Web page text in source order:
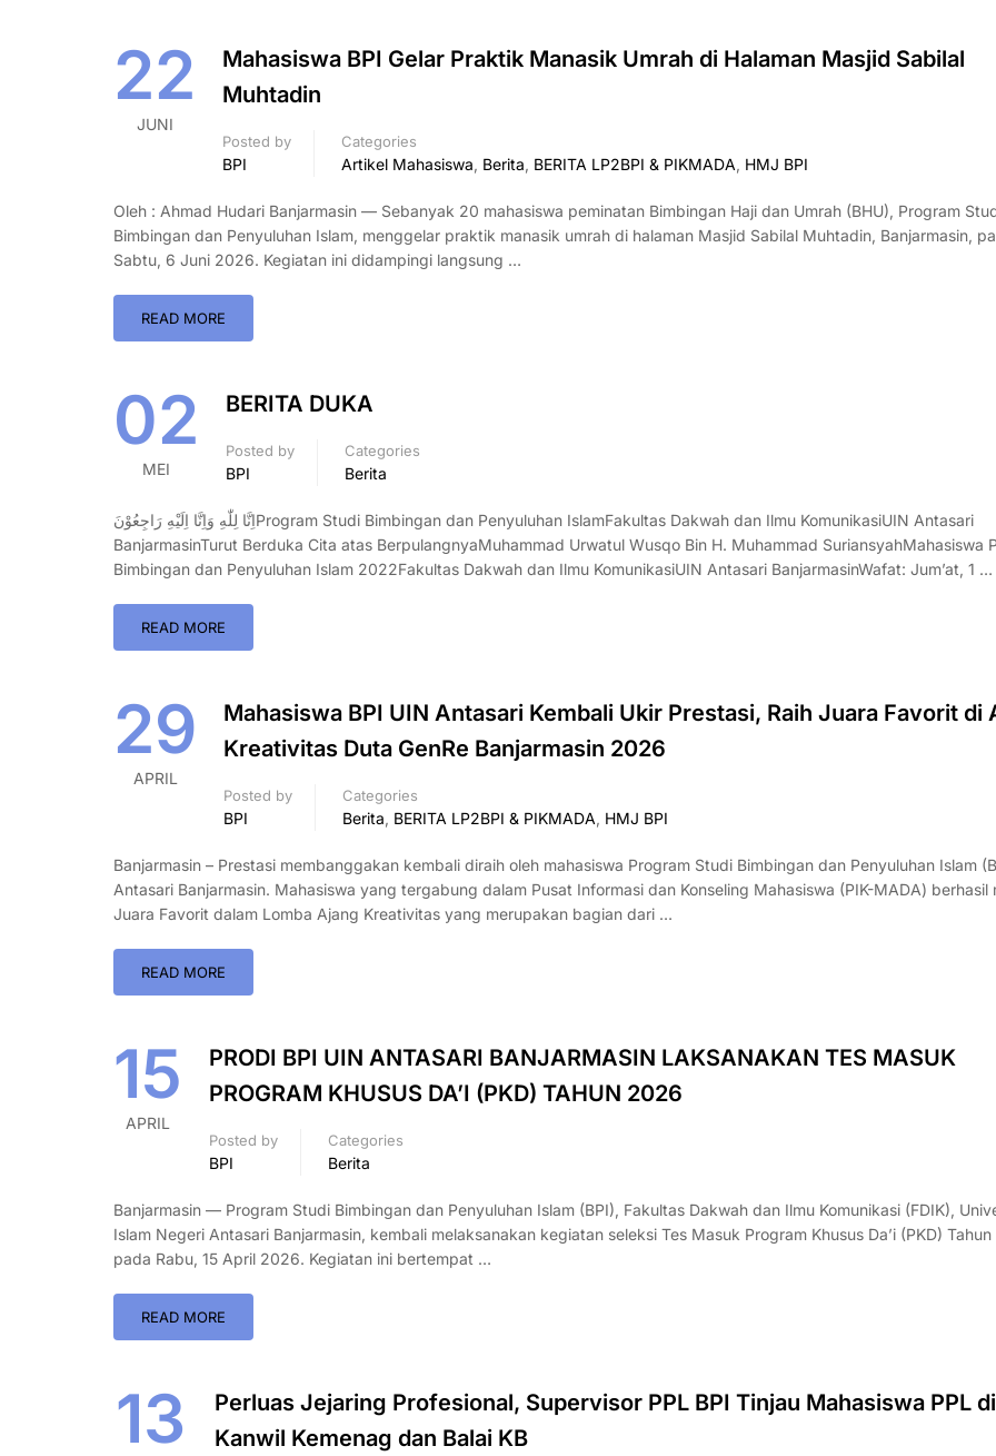
22
JUNI
Mahasiswa BPI Gelar Praktik Manasik Umrah di Halaman Masjid Sabilal
Muhtadin
Posted by
BPI
Categories
Artikel Mahasiswa, Berita, BERITA LP2BPI & PIKMADA, HMJ BPI
Oleh : Ahmad Hudari Banjarmasin — Sebanyak 20 mahasiswa peminatan Bimbingan Haji dan Umrah (BHU), Program
Bimbingan dan Penyuluhan Islam, menggelar praktik manasik umrah di halaman Masjid Sabilal Muhtadin, Banjarmasin,
Sabtu, 6 Juni 2026. Kegiatan ini didampingi langsung …
READ MORE
02
MEI
BERITA DUKA
Posted by
BPI
Categories
Berita
اِنَّا لِلّٰهِ وَاِنَّا اِلَيْهِ رَاجِعُوْنَProgram Studi Bimbingan dan Penyuluhan IslamFakultas Dakwah dan Ilmu KomunikasiUIN Antasari
BanjarmasinTurut Berduka Cita atas BerpulangnyaMuhammad Urwatul Wusqo Bin H. Muhammad SuriansyahMahasiswa
Bimbingan dan Penyuluhan Islam 2022Fakultas Dakwah dan Ilmu KomunikasiUIN Antasari BanjarmasinWafat: Jum’at, 1 …
READ MORE
29
APRIL
Mahasiswa BPI UIN Antasari Kembali Ukir Prestasi, Raih Juara Favorit di
Kreativitas Duta GenRe Banjarmasin 2026
Posted by
BPI
Categories
Berita, BERITA LP2BPI & PIKMADA, HMJ BPI
Banjarmasin – Prestasi membanggakan kembali diraih oleh mahasiswa Program Studi Bimbingan dan Penyuluhan Islam
Antasari Banjarmasin. Mahasiswa yang tergabung dalam Pusat Informasi dan Konseling Mahasiswa (PIK-MADA) berhasil
Juara Favorit dalam Lomba Ajang Kreativitas yang merupakan bagian dari …
READ MORE
15
APRIL
PRODI BPI UIN ANTASARI BANJARMASIN LAKSANAKAN TES MASUK
PROGRAM KHUSUS DA’I (PKD) TAHUN 2026
Posted by
BPI
Categories
Berita
Banjarmasin — Program Studi Bimbingan dan Penyuluhan Islam (BPI), Fakultas Dakwah dan Ilmu Komunikasi (FDIK),
Islam Negeri Antasari Banjarmasin, kembali melaksanakan kegiatan seleksi Tes Masuk Program Khusus Da’i (PKD)
pada Rabu, 15 April 2026. Kegiatan ini bertempat …
READ MORE
13
Perluas Jejaring Profesional, Supervisor PPL BPI Tinjau Mahasiswa PPL di
Kanwil Kemenag dan Balai KB